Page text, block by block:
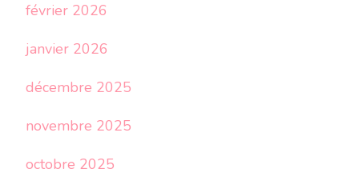
février 2026
janvier 2026
décembre 2025
novembre 2025
octobre 2025